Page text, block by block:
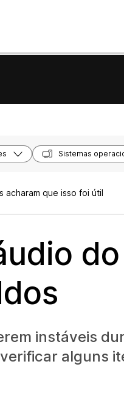
Sistemas
acharam que isso foi útil
instáveis
alguns